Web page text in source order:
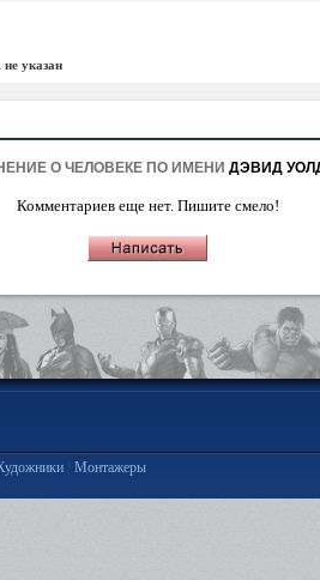
указан
О ЧЕЛОВЕКЕ ПО ИМЕНИ ДЭВИД
Комментариев еще нет. Пишите смело!
| Монтажеры